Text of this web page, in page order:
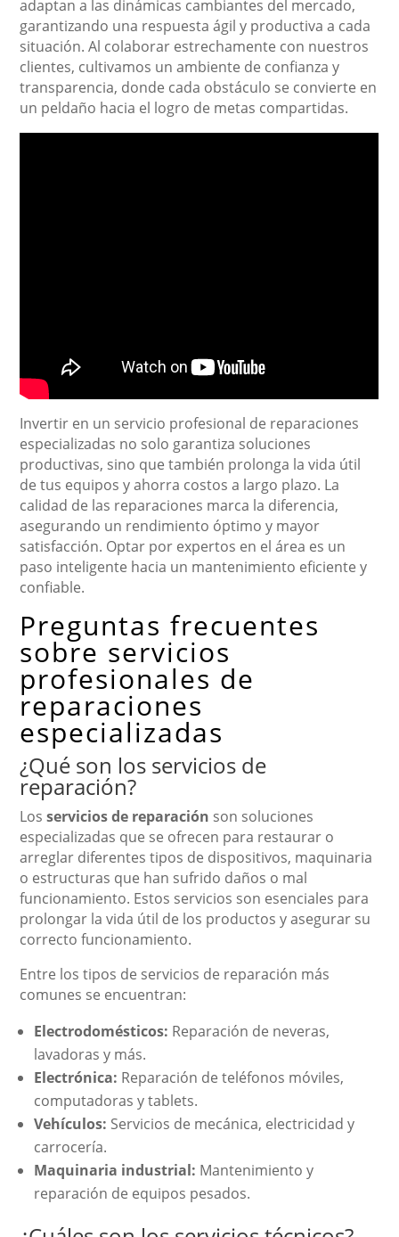
adaptan a las dinámicas cambiantes del mercado,
garantizando una respuesta ágil y productiva a cada
situación. Al colaborar estrechamente con nuestros
clientes, cultivamos un ambiente de confianza y
transparencia, donde cada obstáculo se convierte en
un peldaño hacia el logro de metas compartidas.
Invertir en un servicio profesional de reparaciones
especializadas no solo garantiza soluciones
productivas, sino que también prolonga la vida útil
de tus equipos y ahorra costos a largo plazo. La
calidad de las reparaciones marca la diferencia,
asegurando un rendimiento óptimo y mayor
satisfacción. Optar por expertos en el área es un
paso inteligente hacia un mantenimiento eficiente y
confiable.
Preguntas frecuentes
sobre servicios
profesionales de
reparaciones
especializadas
¿Qué son los servicios de
reparación?
Losservicios de reparación son soluciones
especializadas que se ofrecen para restaurar o
arreglar diferentes tipos de dispositivos, maquinaria
o estructuras que han sufrido daños o mal
funcionamiento. Estos servicios son esenciales para
prolongar la vida útil de los productos y asegurar su
correcto funcionamiento.
Entre los tipos de servicios de reparación más
comunes se encuentran:
Electrodomésticos: Reparación de neveras,
lavadoras y más.
Electrónica: Reparación de teléfonos móviles,
computadoras y tablets.
Vehículos: Servicios de mecánica, electricidad y
carrocería.
Maquinaria industrial: Mantenimiento y
reparación de equipos pesados.